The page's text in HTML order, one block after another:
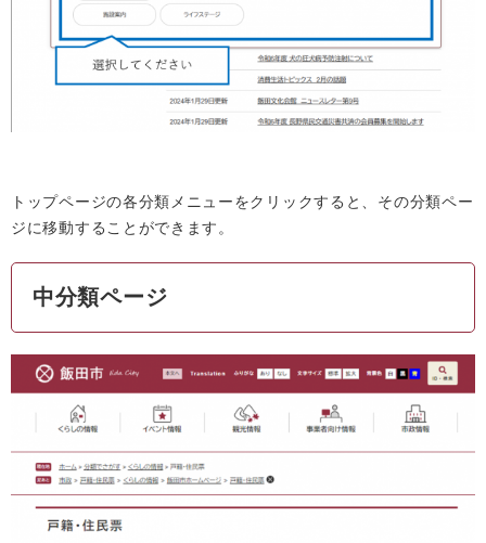
トップページの各分類メニューをクリックすると、その分類ペー
ジに移動することができます。
中分類ページ